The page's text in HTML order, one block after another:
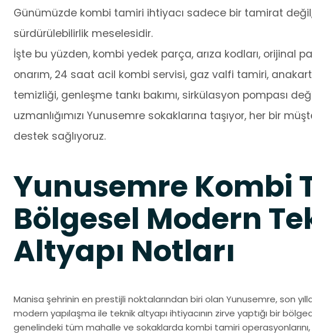
Günümüzde kombi tamiri ihtiyacı sadece bir tamirat
sürdürülebilirlik meselesidir.
İşte bu yüzden, kombi yedek parça, arıza kodları, orijinal
onarım, 24 saat acil kombi servisi, gaz valfi tamiri, anakart
temizliği, genleşme tankı bakımı, sirkülasyon pompası
uzmanlığımızı Yunusemre sokaklarına taşıyor, her bir
destek sağlıyoruz.
Yunusemre Kombi
Bölgesel Modern
Altyapı Notları
Manisa şehrinin en prestijli noktalarından biri olan Yunusemre, son
modern yapılaşma ile teknik altyapı ihtiyacının zirve yaptığı bir
genelindeki tüm mahalle ve sokaklarda kombi tamiri operasyonlarını,